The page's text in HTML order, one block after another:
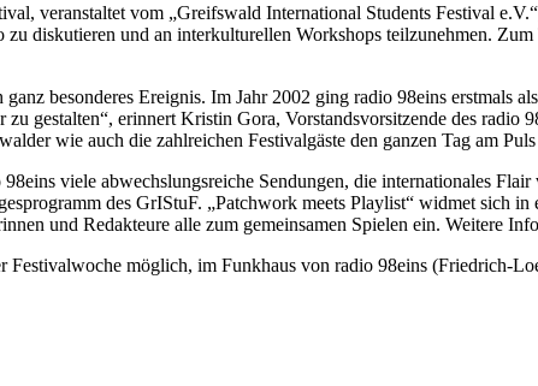
veranstaltet vom „Greifswald International Students Festival
zu diskutieren und an interkulturellen Workshops teilzunehmen.
besonderes Ereignis. Im Jahr 2002 ging radio 98eins erstmals
zu gestalten“, erinnert Kristin Gora, Vorstandsvorsitzende des
wie auch die zahlreichen Festivalgäste den ganzen Tag am
viele abwechslungsreiche Sendungen, die internationales
des GrIStuF. „Patchwork meets Playlist“ widmet sich
und Redakteure alle zum gemeinsamen Spielen ein. Weitere
Festivalwoche möglich, im Funkhaus von radio 98eins (Friedrich-